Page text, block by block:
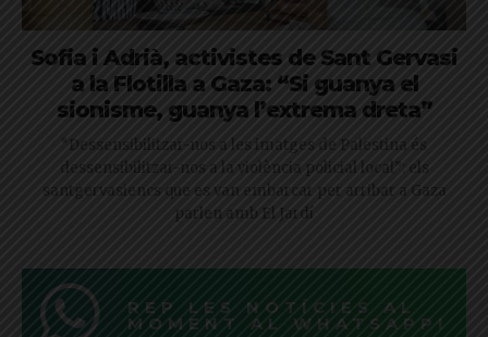
Sofia i Adrià, activistes de Sant Gervasi
a la Flotilla a Gaza: “Si guanya el
sionisme, guanya l’extrema dreta”
“Dessensibilitzar-nos a les imatges de Palestina és
dessensibilitzar-nos a la violència policial local”: els
santgervasiencs que es van embarcar per arribar a Gaza
parlen amb El Jardí
REP LES NOTÍCIES AL
MOMENT AL WHATSAPP!